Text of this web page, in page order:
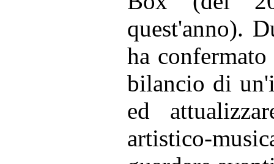
quest'anno).
ha
bilancio di
ed
artistico-